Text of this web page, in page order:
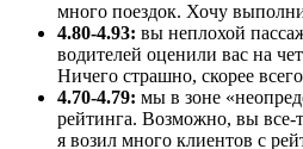
много поездок. Хочу
4.80-4.93: вы неплохой
водителей оценили вас на
Ничего страшно, скорее
4.70-4.79: мы в зоне
рейтинга. Возможно, вы
я возил много клиентов с